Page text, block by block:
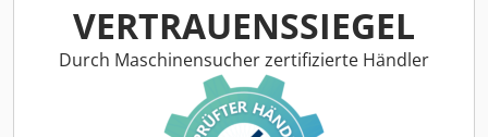
VERTRAUENSSIEGEL
Durch Maschinensucher zertifizierte Händler